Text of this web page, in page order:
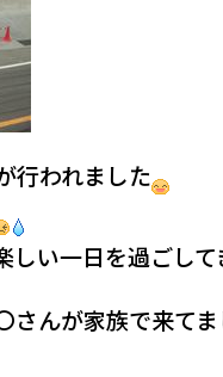
行われました
しい一日を過ごし
さんが家族で来て